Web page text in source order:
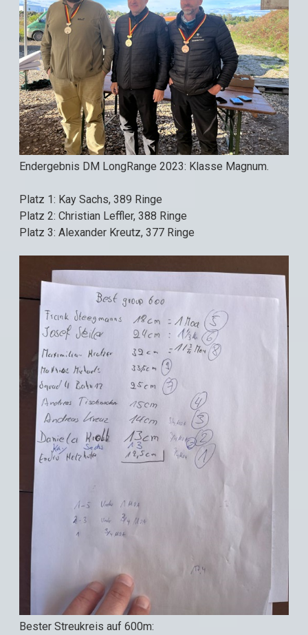
Endergebnis DM LongRange 2023: Klasse Magnum.
Platz 1: Kay Sachs, 389 Ringe
Platz 2: Christian Leffler, 388 Ringe
Platz 3: Alexander Kreutz, 377 Ringe
Bester Streukreis auf 600m: